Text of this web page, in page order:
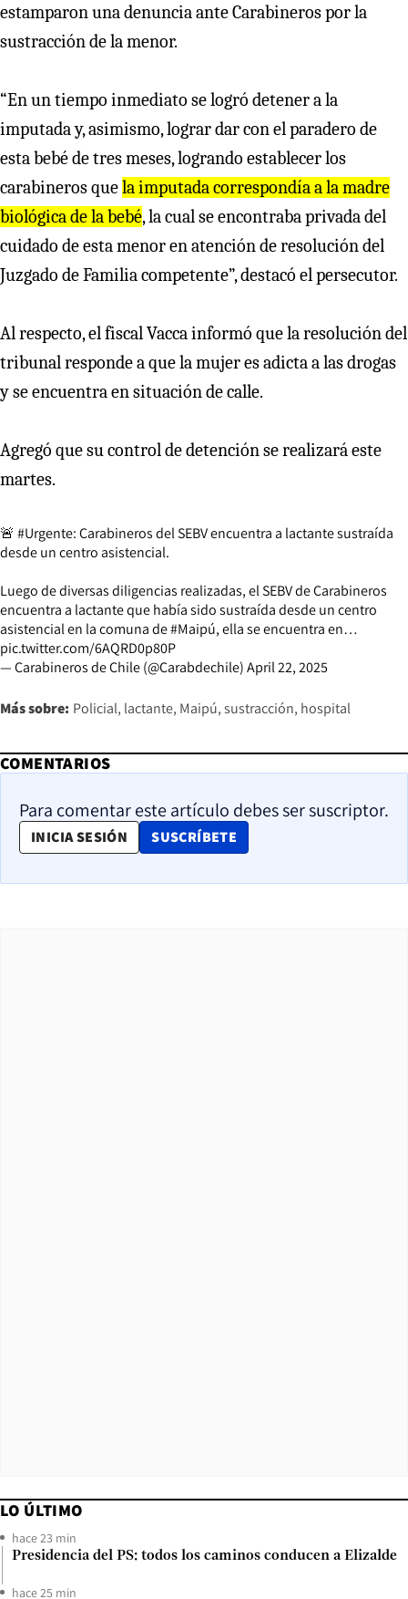
estamparon una denuncia ante Carabineros por la
sustracción de la menor.
“En un tiempo inmediato se logró detener a la
imputada y, asimismo, lograr dar con el paradero de
esta bebé de tres meses, logrando establecer los
carabineros quela imputada correspondía a la madre
biológica de la bebé, la cual se encontraba privada del
cuidado de esta menor en atención de resolución del
Juzgado de Familia competente”, destacó el persecutor.
Al respecto, el fiscal Vacca informó que la resolución del
tribunal responde a que la mujer es adicta a las drogas
y se encuentra en situación de calle.
Agregó que su control de detención se realizará este
martes.
🚨 #Urgente: Carabineros del SEBV encuentra a lactante sustraída
desde un centro asistencial.
Luego de diversas diligencias realizadas, el SEBV de Carabineros
encuentra a lactante que había sido sustraída desde un centro
asistencial en la comuna de#Maipú, ella se encuentra en…
pic.twitter.com/6AQRD0p80P
— Carabineros de Chile (@Carabdechile)April 22, 2025
Más sobre: Policial lactante Maipú sustracción hospital
COMENTARIOS
Para comentar este artículo debes ser suscriptor.
INICIA SESIÓN SUSCRÍBETE
OPENS IN NEW WINDOW
LO ÚLTIMO
hace 23 min
Presidencia del PS: todos los caminos conducen a Elizalde
hace 25 min